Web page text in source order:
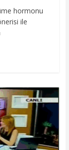
hormonu
ile